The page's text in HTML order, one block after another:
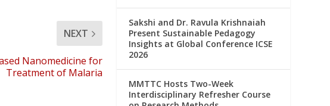
NEXT
Nanomedicine for
Treatment of Malaria
Sakshi and Dr. Ravula Krishnaiah
Present Sustainable Pedagogy
Insights at Global Conference ICSE
2026
MMTTC Hosts Two-Week
Interdisciplinary Refresher Course